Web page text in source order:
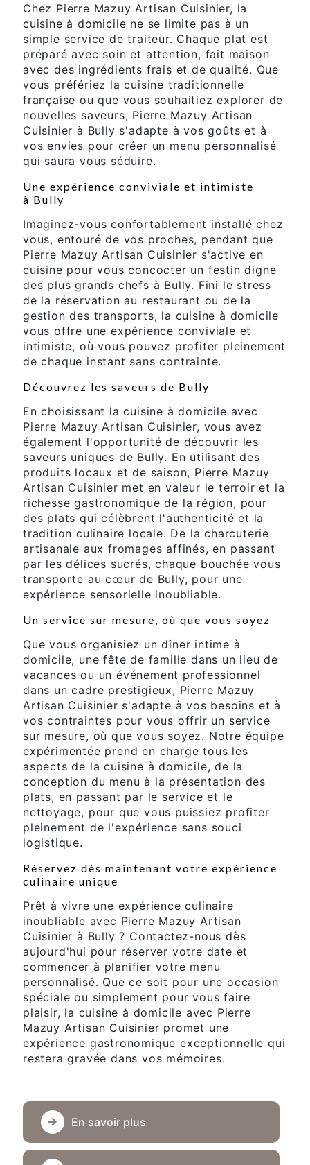
Chez Pierre Mazuy Artisan Cuisinier, la
cuisine à domicile ne se limite pas à un
simple service de traiteur. Chaque plat est
préparé avec soin et attention, fait maison
avec des ingrédients frais et de qualité. Que
vous préfériez la cuisine traditionnelle
française ou que vous souhaitiez explorer de
nouvelles saveurs, Pierre Mazuy Artisan
Cuisinier à Bully s'adapte à vos goûts et à
vos envies pour créer un menu personnalisé
qui saura vous séduire.
Une expérience conviviale et intimiste
à Bully
Imaginez-vous confortablement installé chez
vous, entouré de vos proches, pendant que
Pierre Mazuy Artisan Cuisinier s'active en
cuisine pour vous concocter un festin digne
des plus grands chefs à Bully. Fini le stress
de la réservation au restaurant ou de la
gestion des transports, la cuisine à domicile
vous offre une expérience conviviale et
intimiste, où vous pouvez profiter pleinement
de chaque instant sans contrainte.
Découvrez les saveurs de Bully
En choisissant la cuisine à domicile avec
Pierre Mazuy Artisan Cuisinier, vous avez
également l'opportunité de découvrir les
saveurs uniques de Bully. En utilisant des
produits locaux et de saison, Pierre Mazuy
Artisan Cuisinier met en valeur le terroir et la
richesse gastronomique de la région, pour
des plats qui célèbrent l'authenticité et la
tradition culinaire locale. De la charcuterie
artisanale aux fromages affinés, en passant
par les délices sucrés, chaque bouchée vous
transporte au cœur de Bully, pour une
expérience sensorielle inoubliable.
Un service sur mesure, où que vous soyez
Que vous organisiez un dîner intime à
domicile, une fête de famille dans un lieu de
vacances ou un événement professionnel
dans un cadre prestigieux, Pierre Mazuy
Artisan Cuisinier s'adapte à vos besoins et à
vos contraintes pour vous offrir un service
sur mesure, où que vous soyez. Notre équipe
expérimentée prend en charge tous les
aspects de la cuisine à domicile, de la
conception du menu à la présentation des
plats, en passant par le service et le
nettoyage, pour que vous puissiez profiter
pleinement de l'expérience sans souci
logistique.
Réservez dès maintenant votre expérience
culinaire unique
Prêt à vivre une expérience culinaire
inoubliable avec Pierre Mazuy Artisan
Cuisinier à Bully ? Contactez-nous dès
aujourd'hui pour réserver votre date et
commencer à planifier votre menu
personnalisé. Que ce soit pour une occasion
spéciale ou simplement pour vous faire
plaisir, la cuisine à domicile avec Pierre
Mazuy Artisan Cuisinier promet une
expérience gastronomique exceptionnelle qui
restera gravée dans vos mémoires.
En savoir plus